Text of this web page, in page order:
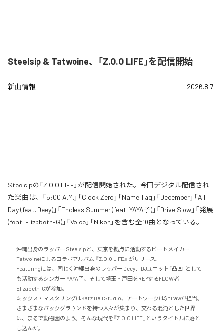
Steelsip & Tatwoine、「Z.O.O LIFE」を配信開始
新曲情報 2026.8.7
Steelsipの「Z.O.O LIFE」が配信開始された。今回デジタル配信され
た楽曲は、「5:00 A.M.」「Clock Zero」「Name Tag」「December」「All
Day (feat. Deey)」「Endless Summer (feat. YAYA子)」「Drive Slow」「発展
(feat. Elizabeth-G)」「Voice」「Nikon」を含む全10曲となっている。
沖縄出身のラッパー Steelsipと、東京を拠点に活動するビートメイカー
Tatwoineによるコラボアルバム 『Z.O.O LIFE』 がリリース。
Featuringには、同じく沖縄出身のラッパー Deey、DJユニット「凸凹」として
も活動するシンガー YAYA子、そして埼玉・戸田をREPするFLOW者
Elizabeth-Gが参加。
ミックス・マスタリングはKat'z Deli Studio、アートワークは$hirawが担当。
さまざまなバックグラウンドを持つ人々が集まり、交わる混沌とした世界
は、まるで動物園のよう。そんな現代を『Z.O.O LIFE』というタイトルに落と
し込んだ。